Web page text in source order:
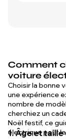
Comment
voiture
Choisir la bonne
une expérience
nombre de
cherchiez un
Noël festif, ce
électrique pour
1. Âge et